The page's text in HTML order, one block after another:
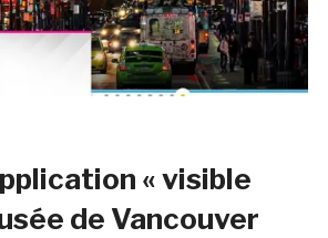
« visible
de Vancouver